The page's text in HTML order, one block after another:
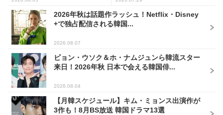
2026年秋は話題作ラッシュ！Netflix・Disney
+で独占配信される韓国...
2026.08.07
ビョン・ウソク＆ホ・ナムジュンら韓流スター
来日！2026年秋 日本で会える韓国俳...
2026.08.04
【月韓スケジュール】キム・ミョンス出演作が
3作も！8月BS放送 韓国ドラマ13選